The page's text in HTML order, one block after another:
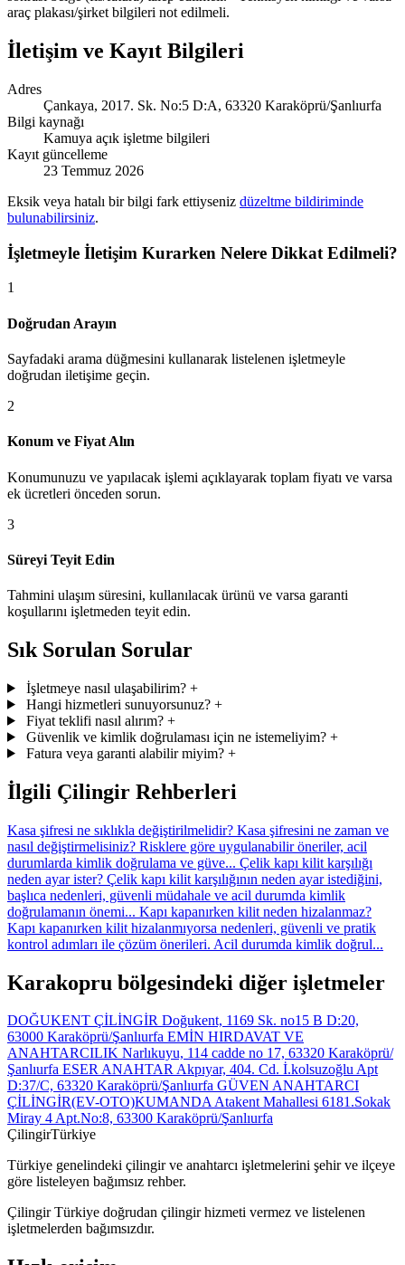
araç plakası/şirket bilgileri not edilmeli.
İletişim ve Kayıt Bilgileri
Adres
Çankaya, 2017. Sk. No:5 D:A, 63320 Karaköprü/Şanlıurfa
Bilgi kaynağı
Kamuya açık işletme bilgileri
Kayıt güncelleme
23 Temmuz 2026
Eksik veya hatalı bir bilgi fark ettiyseniz düzeltme bildiriminde
bulunabilirsiniz.
İşletmeyle İletişim Kurarken Nelere Dikkat Edilmeli?
1
Doğrudan Arayın
Sayfadaki arama düğmesini kullanarak listelenen işletmeyle
doğrudan iletişime geçin.
2
Konum ve Fiyat Alın
Konumunuzu ve yapılacak işlemi açıklayarak toplam fiyatı ve varsa
ek ücretleri önceden sorun.
3
Süreyi Teyit Edin
Tahmini ulaşım süresini, kullanılacak ürünü ve varsa garanti
koşullarını işletmeden teyit edin.
Sık Sorulan Sorular
İşletmeye nasıl ulaşabilirim? +
Hangi hizmetleri sunuyorsunuz? +
Fiyat teklifi nasıl alırım? +
Güvenlik ve kimlik doğrulaması için ne istemeliyim? +
Fatura veya garanti alabilir miyim? +
İlgili Çilingir Rehberleri
Kasa şifresi ne sıklıkla değiştirilmelidir? Kasa şifresini ne zaman ve
nasıl değiştirmelisiniz? Risklere göre uygulanabilir öneriler, acil
durumlarda kimlik doğrulama ve güve... Çelik kapı kilit karşılığı
neden ayar ister? Çelik kapı kilit karşılığının neden ayar istediğini,
başlıca nedenleri, güvenli müdahale ve acil durumda kimlik
doğrulamanın önemi... Kapı kapanırken kilit neden hizalanmaz?
Kapı kapanırken kilit hizalanmıyorsa nedenleri, güvenli ve pratik
kontrol adımları ile çözüm önerileri. Acil durumda kimlik doğrul...
Karakopru bölgesindeki diğer işletmeler
DOĞUKENT ÇİLİNGİR Doğukent, 1169 Sk. no15 B D:20,
63000 Karaköprü/Şanlıurfa EMİN HIRDAVAT VE
ANAHTARCILIK Narlıkuyu, 114 cadde no 17, 63320 Karaköprü/
Şanlıurfa ESER ANAHTARAkpıyar, 404. Cd. İ.kolsuzoğlu Apt
D:37/C, 63320 Karaköprü/Şanlıurfa GÜVEN ANAHTARCI
ÇİLİNGİR(EV-OTO)KUMANDAAtakent Mahallesi 6181.Sokak
Miray 4 Apt.No:8, 63300 Karaköprü/Şanlıurfa
ÇilingirTürkiye
Türkiye genelindeki çilingir ve anahtarcı işletmelerini şehir ve ilçeye
göre listeleyen bağımsız rehber.
Çilingir Türkiye doğrudan çilingir hizmeti vermez ve listelenen
işletmelerden bağımsızdır.